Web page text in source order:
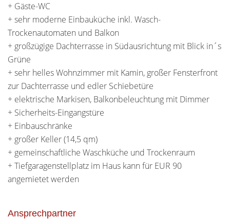
+ Gäste-WC
+ sehr moderne Einbauküche inkl. Wasch-
Trockenautomaten und Balkon
+ großzügige Dachterrasse in Südausrichtung mit Blick in´s
Grüne
+ sehr helles Wohnzimmer mit Kamin, großer Fensterfront
zur Dachterrasse und edler Schiebetüre
+ elektrische Markisen, Balkonbeleuchtung mit Dimmer
+ Sicherheits-Eingangstüre
+ Einbauschränke
+ großer Keller (14,5 qm)
+ gemeinschaftliche Waschküche und Trockenraum
+ Tiefgaragenstellplatz im Haus kann für EUR 90
angemietet werden
Ansprechpartner